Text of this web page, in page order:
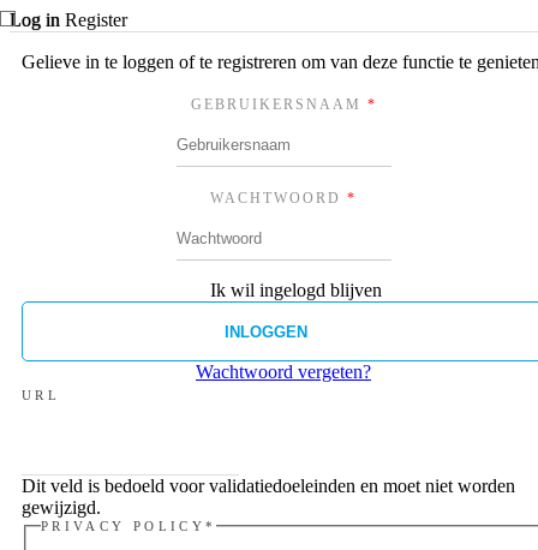
Log in Register
Gelieve in te loggen of te registreren om van deze functie te
GEBRUIKERSNAAM *
WACHTWOORD *
Ik wil ingelogd blijven
Wachtwoord vergeten?
URL
Dit veld is bedoeld voor validatiedoeleinden en moet niet worden
gewijzigd.
PRIVACY POLICY*